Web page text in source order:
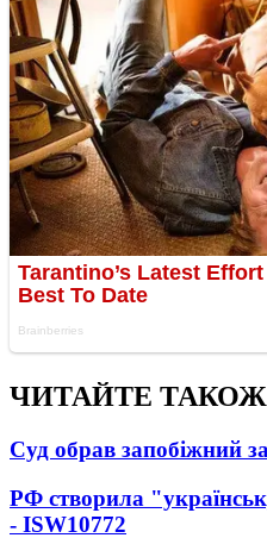
ЧИТАЙТЕ ТАКОЖ
Суд обрав запобіжний
РФ створила
- ISW10772